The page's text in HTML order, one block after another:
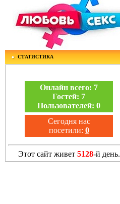
СТАТИСТИКА
Онлайн всего: 7
Гостей: 7
Пользователей: 0
Сегодня нас
посетили: 0
Этот сайт живет 5128-й день.